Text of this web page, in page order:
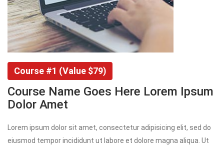
Course #1 (Value $79)
Course Name Goes Here Lorem Ipsum
Dolor Amet
Lorem ipsum dolor sit amet, consectetur adipisicing elit, sed do
eiusmod tempor incididunt ut labore et dolore magna aliqua. Ut